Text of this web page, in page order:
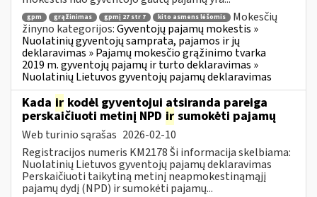
gpm grąžinimas gpmį 27 str 7 kito asmens lėšomis
Mokesčių
žinyno kategorijos:Gyventojų pajamų mokestis »
Nuolatinių gyventojų samprata, pajamos ir jų
deklaravimas » Pajamų mokesčio grąžinimo tvarka
2019 m. gyventojų pajamų ir turto deklaravimas »
Nuolatinių Lietuvos gyventojų pajamų deklaravimas
Kada ir kodėl gyventojui atsiranda pareiga
perskaičiuoti metinį NPD ir sumokėti pajamų
Web turinio sąrašas 2026-02-10
Registracijos numeris KM2178 Ši informacija skelbiama:
Nuolatinių Lietuvos gyventojų pajamų deklaravimas
Perskaičiuoti taikytiną metinį neapmokestinąmąjį
pajamų dydį (NPD) ir sumokėti pajamų...